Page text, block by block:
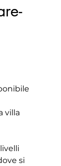
villa
si